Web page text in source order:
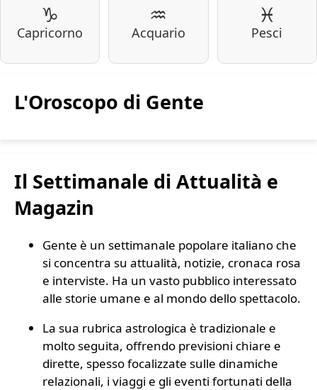
♑
Capricorno
♒
Acquario
♓
Pesci
L'Oroscopo di Gente
Il Settimanale di Attualità e
Magazin
Gente è un settimanale popolare italiano che
si concentra su attualità, notizie, cronaca rosa
e interviste. Ha un vasto pubblico interessato
alle storie umane e al mondo dello spettacolo.
La sua rubrica astrologica è tradizionale e
molto seguita, offrendo previsioni chiare e
dirette, spesso focalizzate sulle dinamiche
relazionali, i viaggi e gli eventi fortunati della